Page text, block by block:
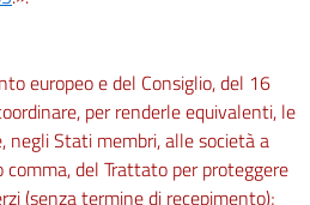
europeo e del Consiglio, del 16
per renderle equivalenti, le
negli Stati membri, alle società a
del Trattato per proteggere
(senza termine di recepimento);